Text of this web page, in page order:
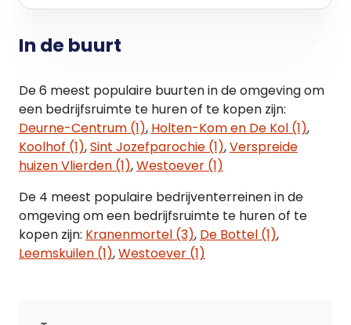
In de buurt
De 6 meest populaire buurten in de omgeving om
een bedrijfsruimte te huren of te kopen zijn:
Deurne-Centrum (1), Holten-Kom en De Kol (1),
Koolhof (1),Sint Jozefparochie (1),Verspreide
huizen Vlierden (1),Westoever (1)
De 4 meest populaire bedrijventerreinen in de
omgeving om een bedrijfsruimte te huren of te
kopen zijn: Kranenmortel (3), De Bottel (1),
Leemskuilen (1),Westoever (1)